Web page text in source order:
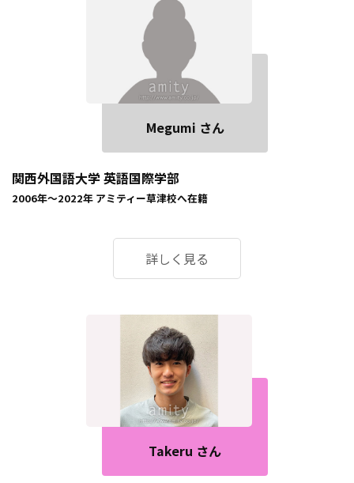
Megumi さん
関西外国語大学 英語国際学部
2006年～2022年 アミティー草津校へ在籍
詳しく見る
Takeru さん